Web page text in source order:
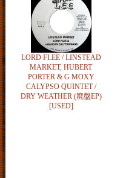
LORD FLEE / LINSTEAD
MARKET, HUBERT
PORTER & G MOXY
CALYPSO QUINTET /
DRY WEATHER (廃盤EP)
[USED]